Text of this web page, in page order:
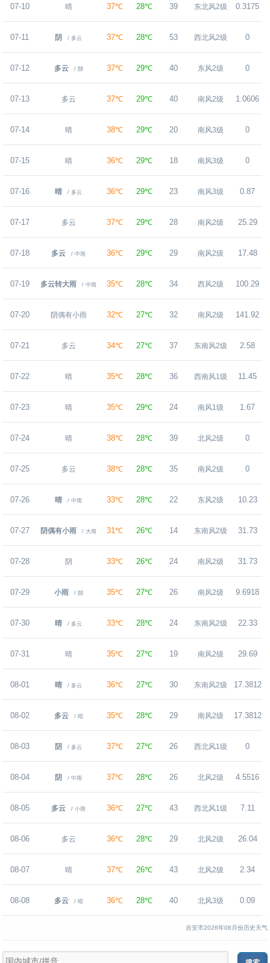
07-10 晴 37℃ 28℃ 39 东北风2级 0.3175
07-11 阴 / 多云 37℃ 28℃ 53 西北风2级 0
07-12 多云 / 阴 37℃ 29℃ 40 东风2级 0
07-13 多云 37℃ 29℃ 40 南风2级 1.0606
07-14 晴 38℃ 29℃ 20 南风3级 0
07-15 晴 36℃ 29℃ 18 南风3级 0
07-16 晴 / 多云 36℃ 29℃ 23 南风3级 0.87
07-17 多云 37℃ 29℃ 28 南风2级 25.29
07-18 多云 / 中雨 36℃ 29℃ 29 南风2级 17.48
07-19 多云转大雨 / 中雨 35℃ 28℃ 34 西风2级 100.29
07-20 阴偶有小雨 32℃ 27℃ 32 南风2级 141.92
07-21 多云 34℃ 27℃ 37 东南风2级 2.58
07-22 晴 35℃ 28℃ 36 西南风1级 11.45
07-23 晴 35℃ 29℃ 24 南风1级 1.67
07-24 晴 38℃ 28℃ 39 北风2级 0
07-25 多云 38℃ 28℃ 35 南风2级 0
07-26 晴 / 中雨 33℃ 28℃ 22 东风2级 10.23
07-27 阴偶有小雨 / 大雨 31℃ 26℃ 14 东南风2级 31.73
07-28 阴 33℃ 26℃ 24 南风2级 31.73
07-29 小雨 / 阴 35℃ 27℃ 26 南风2级 9.6918
07-30 晴 / 多云 33℃ 28℃ 24 东南风2级 22.33
07-31 晴 35℃ 27℃ 19 南风2级 29.69
08-01 晴 / 多云 36℃ 27℃ 30 东南风2级 17.3812
08-02 多云 / 晴 35℃ 28℃ 29 南风2级 17.3812
08-03 阴 / 多云 37℃ 27℃ 26 西北风1级 0
08-04 阴 / 中雨 37℃ 28℃ 26 北风2级 4.5516
08-05 多云 / 小雨 36℃ 27℃ 43 西北风1级 7.11
08-06 多云 36℃ 28℃ 29 北风2级 26.04
08-07 晴 37℃ 26℃ 43 北风2级 2.34
08-08 多云 / 晴 36℃ 28℃ 40 北风3级 0.09
吉安市2026年08月份历史天气